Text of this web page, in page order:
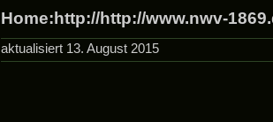
Home:http://http://www.nwv-
aktualisiert 13. August 2015